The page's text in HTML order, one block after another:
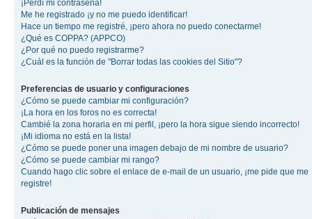
¡Perdí mi contraseña!
Me he registrado ¡y no me puedo identificar!
Hace un tiempo me registré, ¡pero ahora no puedo conectarme!
¿Qué es COPPA? (APPCO)
¿Por qué no puedo registrarme?
¿Cuál es la función de "Borrar todas las cookies del Sitio"?
Preferencias de usuario y configuraciones
¿Cómo se puede cambiar mi configuración?
¡La hora en los foros no es correcta!
Cambié la zona horaria en mi perfil, ¡pero la hora sigue siendo incorrecto!
¡Mi idioma no está en la lista!
¿Cómo se puede poner una imagen debajo de mi nombre de usuario?
¿Cómo se puede cambiar mi rango?
Cuando hago clic sobre el enlace de e-mail de un usuario, ¡me pide que me
registre!
Publicación de mensajes